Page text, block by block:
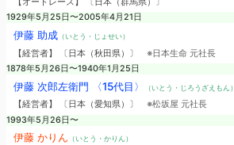
1929年5月25日〜2005年4月21日
伊藤 助成（いとう・じょせい）
【経営者】 〔日本（秋田県）〕 ※日本生命 元社長
1878年5月26日〜1940年1月25日
伊藤 次郎左衛門 〈15代目〉 （いとう・じろうざえもん）
【経営者】 〔日本（愛知県）〕 ※松坂屋 元社長
1993年5月26日〜
伊藤 かりん （いとう・かりん）